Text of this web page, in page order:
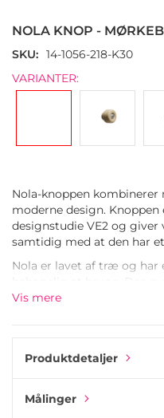
af
billedgalleriet
NOLA KNOP -
SKU
14-1056-218-K30
VARIANTER:
Nola-knoppen
moderne design.
designstudie VE2 og
samtidig med at den har
Nola er lavet af træ og har
rustfrit stål på forsiden
frontdetaljen rent dekorativ.
eg og passer smukt ind i
Vis mere
Produktdetaljer
Målinger